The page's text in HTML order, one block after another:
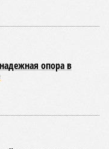
в
24%. Положительная
просвещения.
и «Цифровой
культуры
темой
мошеннических
Вместе с тем